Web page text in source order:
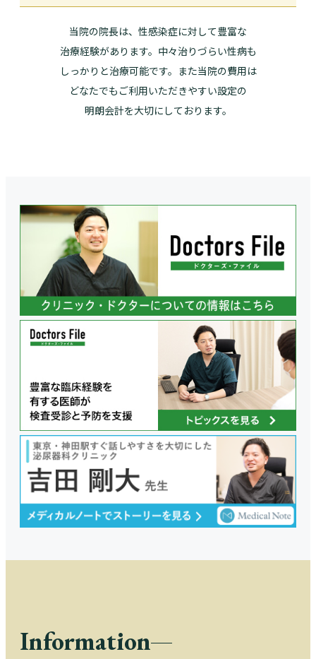
当院の院長は、性感染症に対して豊富な
治療経験があります。中々治りづらい性病も
しっかりと治療可能です。また当院の費用は
どなたでもご利用いただきやすい設定の
明朗会計を大切にしております。
Information